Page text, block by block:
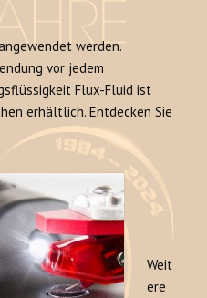
werden.
vor jedem
Flux-Fluid ist
erhältlich. Entdecken Sie
Weit
ere